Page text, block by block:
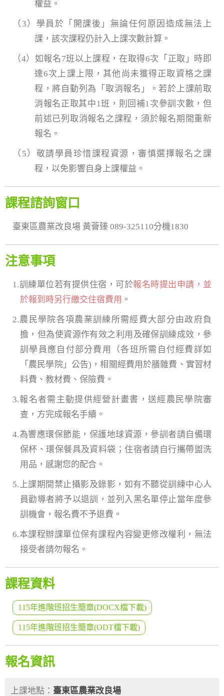
權益。
（3）學員於「開課後」無論任何原因造成無法上
課，該次課程仍計入上課次數計算。
（4）如報名7班以上課程，在取得6次「正取」時即
達6次上課上限，其他尚未獲得正取資格之課
程，將自動列為「取消報名」。若於上課前取
消報名正取其中1班，則回補1次參訓次數，但
前述已列取消報名之課程，須於報名期間重新
報名。
（5）敬請學員珍惜課程資源，審慎選擇報名之課
程，以免影響自身上課權益。
課程諮詢窗口
臺東區農業改良場 黃薈臻 089-325110分機1830
注意事項
1.訓練單位若有提供住宿，可於報名時提出申請，並
於報到時另行繳交住宿費用 。
2.農民學院各項農業訓練所需經費大部分由政府負
擔，但為使資源作有效之利用及確保訓練成效，參
訓學員應自付部分費用（各班所需自付經費詳如
「農民學院」公告)，相關經費用於膳雜費、實習材
料費、教材費、保險費。
3.報名者需主動提供經營計畫書，送經農民學院審
查，方完成報名手續。
4.為響應環保節能，保護地球資源，參訓者請自備環
保杯、環保餐具及資料袋；住宿者請自行攜帶盥洗
用品，感謝您的配合。
5.上課期間禁止攝影及錄影，如有不聽從訓練中心人
員勸導者將予以退訓，並列入黑名單停止當年度參
訓機會，報名費不予退費。
6.本課程辦課單位保有課程內容變更修改權利，無法
接受者請勿報名。
課程資料
115年進階班招生簡章(DOCX檔下載)
115年進階班招生簡章(ODT檔下載)
報名資訊
上課地點： 臺東區農業改良場